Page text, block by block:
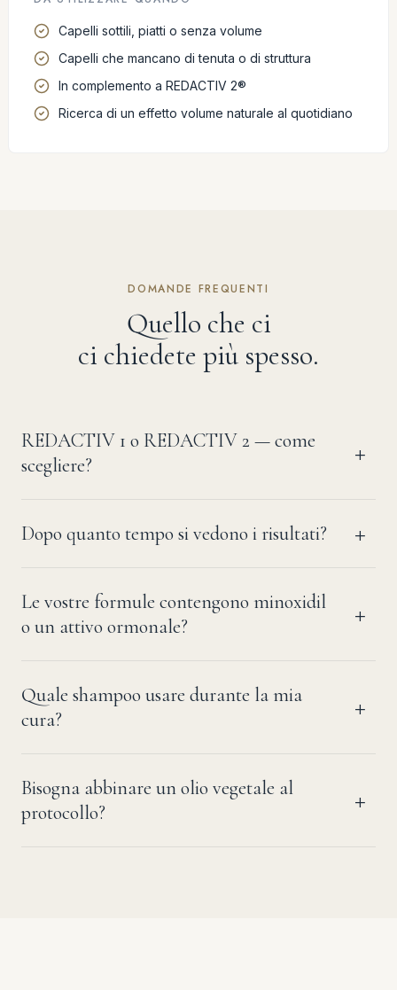
Capelli sottili, piatti o senza volume
Capelli che mancano di tenuta o di struttura
In complemento a REDACTIV 2®
Ricerca di un effetto volume naturale al quotidiano
DOMANDE FREQUENTI
Quello che ci
ci chiedete più spesso.
REDACTIV 1 o REDACTIV 2 — come
scegliere?
Dopo quanto tempo si vedono i risultati?
Le vostre formule contengono minoxidil
o un attivo ormonale?
Quale shampoo usare durante la mia
cura?
Bisogna abbinare un olio vegetale al
protocollo?